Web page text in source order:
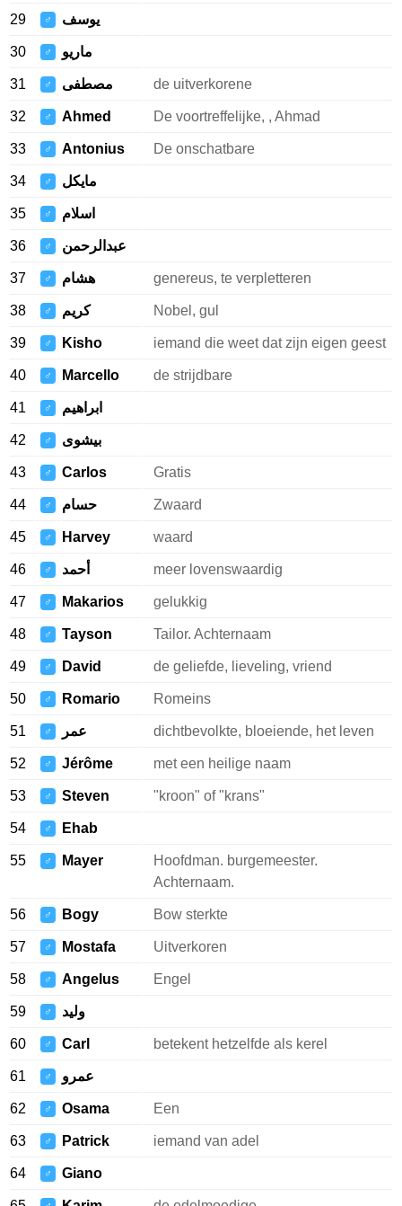
29 ♂ يوسف
30 ♂ ماريو
31 ♂ مصطفى de uitverkorene
32 ♂ Ahmed De voortreffelijke, , Ahmad
33 ♂ Antonius De onschatbare
34 ♂ مايكل
35 ♂ اسلام
36 ♂ عبدالرحمن
37 ♂ هشام genereus, te verpletteren
38 ♂ كريم Nobel, gul
39 ♂ Kisho iemand die weet dat zijn eigen geest
40 ♂ Marcello de strijdbare
41 ♂ ابراهيم
42 ♂ بيشوى
43 ♂ Carlos Gratis
44 ♂ حسام Zwaard
45 ♂ Harvey waard
46 ♂ أحمد meer lovenswaardig
47 ♂ Makarios gelukkig
48 ♂ Tayson Tailor. Achternaam
49 ♂ David de geliefde, lieveling, vriend
50 ♂ Romario Romeins
51 ♂ عمر dichtbevolkte, bloeiende, het leven
52 ♂ Jérôme met een heilige naam
53 ♂ Steven "kroon" of "krans"
54 ♂ Ehab
55 ♂ Mayer
Hoofdman. burgemeester.
Achternaam.
56 ♂ Bogy Bow sterkte
57 ♂ Mostafa Uitverkoren
58 ♂ Angelus Engel
59 ♂ وليد
60 ♂ Carl betekent hetzelfde als kerel
61 ♂ عمرو
62 ♂ Osama Een
63 ♂ Patrick iemand van adel
64 ♂ Giano